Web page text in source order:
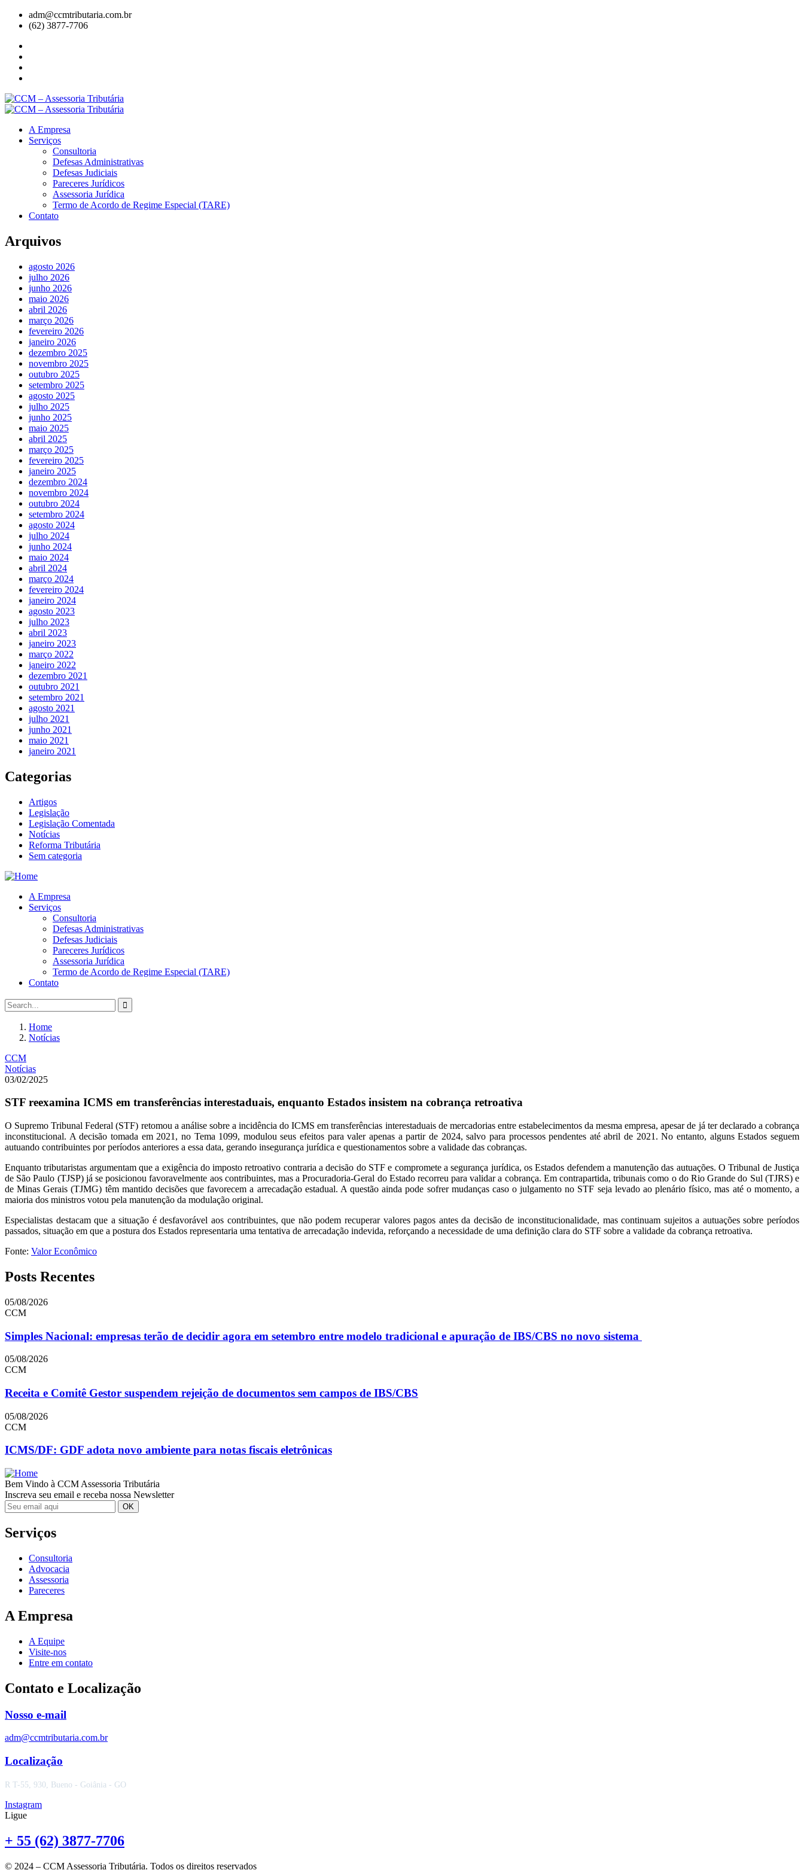
adm@ccmtributaria.com.br
(62) 3877-7706
A Empresa
Serviços
Consultoria
Defesas Administrativas
Defesas Judiciais
Pareceres Jurídicos
Assessoria Jurídica
Termo de Acordo de Regime Especial (TARE)
Contato
Arquivos
agosto 2026
julho 2026
junho 2026
maio 2026
abril 2026
março 2026
fevereiro 2026
janeiro 2026
dezembro 2025
novembro 2025
outubro 2025
setembro 2025
agosto 2025
julho 2025
junho 2025
maio 2025
abril 2025
março 2025
fevereiro 2025
janeiro 2025
dezembro 2024
novembro 2024
outubro 2024
setembro 2024
agosto 2024
julho 2024
junho 2024
maio 2024
abril 2024
março 2024
fevereiro 2024
janeiro 2024
agosto 2023
julho 2023
abril 2023
janeiro 2023
março 2022
janeiro 2022
dezembro 2021
outubro 2021
setembro 2021
agosto 2021
julho 2021
junho 2021
maio 2021
janeiro 2021
Categorias
Artigos
Legislação
Legislação Comentada
Notícias
Reforma Tributária
Sem categoria
A Empresa
Serviços
Consultoria
Defesas Administrativas
Defesas Judiciais
Pareceres Jurídicos
Assessoria Jurídica
Termo de Acordo de Regime Especial (TARE)
Contato
Home
Notícias
CCM
Notícias
03/02/2025
STF reexamina ICMS em transferências interestaduais, enquanto Estados insistem na cobrança retroativa
O Supremo Tribunal Federal (STF) retomou a análise sobre a incidência do ICMS em transferências interestaduais de mercadorias entre estabelecimentos da mesma empresa, apesar de já ter declarado a cobrança
inconstitucional. A decisão tomada em 2021, no Tema 1099, modulou seus efeitos para valer apenas a partir de 2024, salvo para processos pendentes até abril de 2021. No entanto, alguns Estados seguem
autuando contribuintes por períodos anteriores a essa data, gerando insegurança jurídica e questionamentos sobre a validade das cobranças.
Enquanto tributaristas argumentam que a exigência do imposto retroativo contraria a decisão do STF e compromete a segurança jurídica, os Estados defendem a manutenção das autuações. O Tribunal de Justiça
de São Paulo (TJSP) já se posicionou favoravelmente aos contribuintes, mas a Procuradoria-Geral do Estado recorreu para validar a cobrança. Em contrapartida, tribunais como o do Rio Grande do Sul (TJRS) e
de Minas Gerais (TJMG) têm mantido decisões que favorecem a arrecadação estadual. A questão ainda pode sofrer mudanças caso o julgamento no STF seja levado ao plenário físico, mas até o momento, a
maioria dos ministros votou pela manutenção da modulação original.
Especialistas destacam que a situação é desfavorável aos contribuintes, que não podem recuperar valores pagos antes da decisão de inconstitucionalidade, mas continuam sujeitos a autuações sobre períodos
passados, situação em que a postura dos Estados representaria uma tentativa de arrecadação indevida, reforçando a necessidade de uma definição clara do STF sobre a validade da cobrança retroativa.
Fonte: Valor Econômico
Posts Recentes
05/08/2026
CCM
Simples Nacional: empresas terão de decidir agora em setembro entre modelo tradicional e apuração de IBS/CBS no novo sistema
05/08/2026
CCM
Receita e Comitê Gestor suspendem rejeição de documentos sem campos de IBS/CBS
05/08/2026
CCM
ICMS/DF: GDF adota novo ambiente para notas fiscais eletrônicas
Bem Vindo à CCM Assessoria Tributária
Inscreva seu email e receba nossa Newsletter
Serviços
Consultoria
Advocacia
Assessoria
Pareceres
A Empresa
A Equipe
Visite-nos
Entre em contato
Contato e Localização
Nosso e-mail
adm@ccmtributaria.com.br
Localização
R T-55, 930, Bueno - Goiânia - GO
Instagram
Ligue
+ 55 (62) 3877-7706
© 2024 – CCM Assessoria Tributária. Todos os direitos reservados